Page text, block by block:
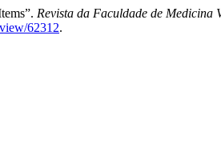
Revista da Faculdade de Medicina
62312.